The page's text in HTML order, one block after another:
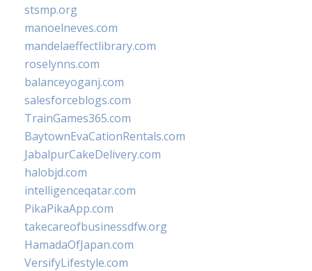
stsmp.org
manoelneves.com
mandelaeffectlibrary.com
roselynns.com
balanceyoganj.com
salesforceblogs.com
TrainGames365.com
BaytownEvaCationRentals.com
JabalpurCakeDelivery.com
halobjd.com
intelligenceqatar.com
PikaPikaApp.com
takecareofbusinessdfw.org
HamadaOfJapan.com
VersifyLifestyle.com